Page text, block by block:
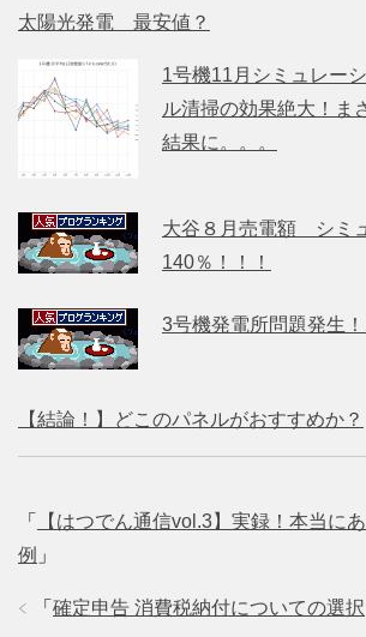
太陽光発電 最安値？
1号機11月シミュレー
ル清掃の効果絶大！ま
結果に。。。
大谷８月売電額 シミ
140％！！！
3号機発電所問題発生！
【結論！】どこのパネルがおすすめか？
「
【はつでん通信vol.3】実録！本当に
例 」
「 確定申告 消費税納付についての選択